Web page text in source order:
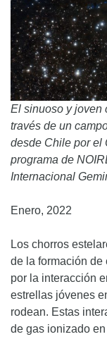
El sinuoso y joven
través de un
desde Chile por el
programa de
Internacional
Enero, 2022
Los chorros
de la formación de
por la interacción
estrellas jóvenes
rodean. Estas
de gas ionizado